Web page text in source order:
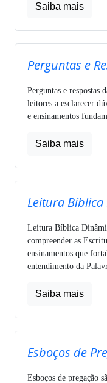
Saiba mais
Perguntas e
Perguntas e respostas
leitores a esclarecer
e ensinamentos
Saiba mais
Leitura
Leitura Bíblica
compreender as
ensinamentos que
entendimento da
Saiba mais
Esboços de
Esboços de pregação